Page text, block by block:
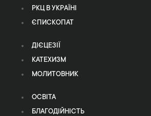
РКЦ В УКРАЇНІ
ЄПИСКОПАТ
ДІЄЦЕЗІЇ
КАТЕХИЗМ
МОЛИТОВНИК
ОСВІТА
БЛАГОДІЙНІСТЬ